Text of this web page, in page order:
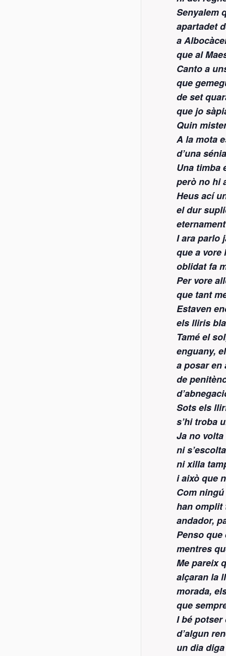
Senyalem
apartadet
a
que al
Canto a
que
de set
que jo
Quin
A la mota
d’una
Una timba
però no hi
Heus ací
el dur
I ara parlo
que a vore
oblidat fa
Per vore
que tant
Estaven
els lliris
Tamé el
enguany,
a posar en
de
Sots els
s’hi troba
Ja no
ni
ni xilla
i això que
Com
han omplit
andador,
Penso
mentres
Me pareix
alçaran la
morada,
que
I bé
d’algun
un dia